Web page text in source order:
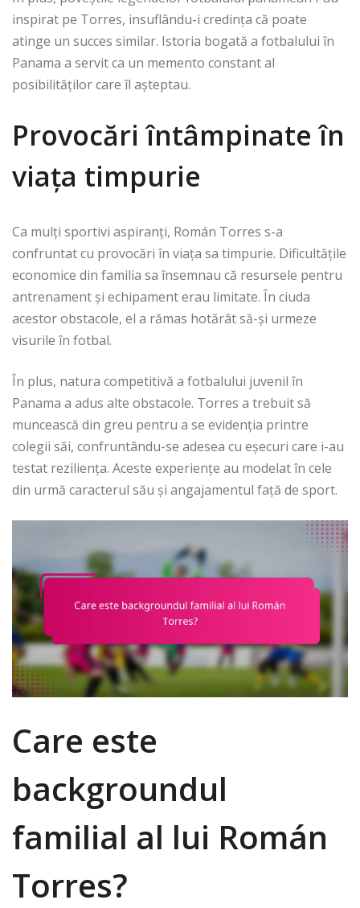
inspirat pe Torres, insuflându-i credința că poate
atinge un succes similar. Istoria bogată a fotbalului în
Panama a servit ca un memento constant al
posibilităților care îl așteptau.
Provocări întâmpinate în
viața timpurie
Ca mulți sportivi aspiranți, Román Torres s-a
confruntat cu provocări în viața sa timpurie. Dificultățile
economice din familia sa însemnau că resursele pentru
antrenament și echipament erau limitate. În ciuda
acestor obstacole, el a rămas hotărât să-și urmeze
visurile în fotbal.
În plus, natura competitivă a fotbalului juvenil în
Panama a adus alte obstacole. Torres a trebuit să
muncească din greu pentru a se evidenția printre
colegii săi, confruntându-se adesea cu eșecuri care i-au
testat reziliența. Aceste experiențe au modelat în cele
din urmă caracterul său și angajamentul față de sport.
Care este
backgroundul
familial al lui Román
Torres?